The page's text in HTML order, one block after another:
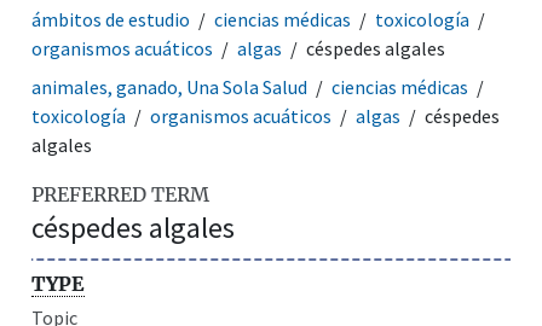
ámbitos de estudio
ciencias médicas
toxicología
organismos acuáticos
algas
céspedes algales
animales, ganado, Una Sola Salud
ciencias médicas
toxicología
organismos acuáticos algas
céspedes
algales
PREFERRED TERM
céspedes algales
TYPE
Topic